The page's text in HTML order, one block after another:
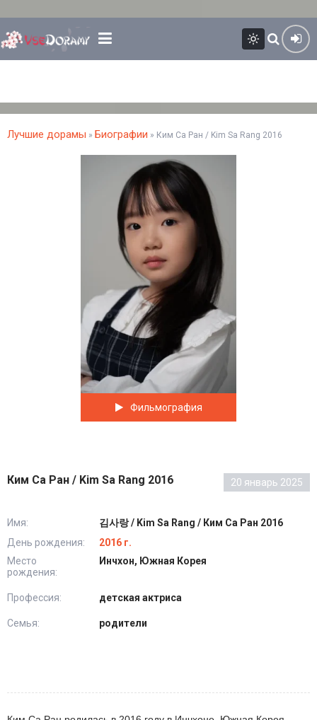
Лучшие дорамы » Биографии » Ким Са Ран / Kim Sa Rang 2016
Фильмография
Ким Са Ран / Kim Sa Rang 2016 20 январь 2025
Имя:
김사랑 / Kim Sa Rang / Ким Са Ран 2016
День рождения:
2016 г.
Место
рождения:
Инчхон, Южная Корея
Профессия: детская актриса
Семья: родители